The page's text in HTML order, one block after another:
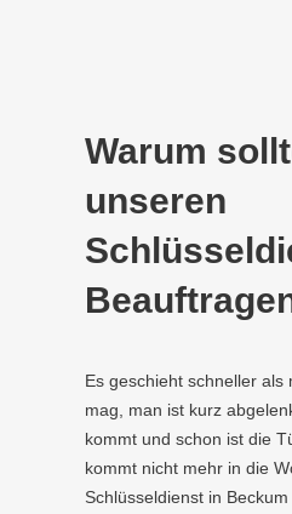
Warum
unseren
Es geschieht schneller als
mag, man ist kurz
kommt und schon ist die
kommt nicht mehr in die
Schlüsseldienst in